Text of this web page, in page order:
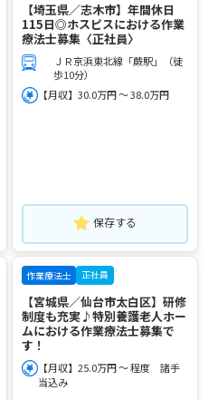
【埼玉県／志木市】年間休日
115日◎ホスピスにおける作業
療法士募集〈正社員〉
ＪＲ京浜東北線「蕨駅」（徒
歩10分）
【月収】30.0万円 ～ 38.0万円
保存する
作業療法士 正社員
【宮城県／仙台市太白区】研修
制度も充実♪特別養護老人ホー
ムにおける作業療法士募集で
す！
【月収】25.0万円 ～ 程度 諸手
当込み